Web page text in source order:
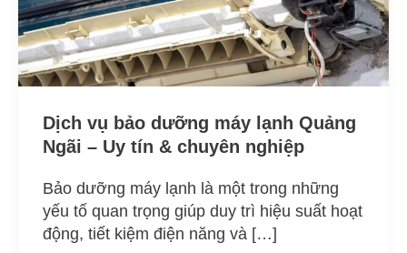
Dịch vụ bảo dưỡng máy lạnh Quảng
Ngãi – Uy tín & chuyên nghiệp
Bảo dưỡng máy lạnh là một trong những
yếu tố quan trọng giúp duy trì hiệu suất hoạt
động, tiết kiệm điện năng và […]
Quảng
Ngãi
–
Uy
tín
&
chuyên
nghiệp